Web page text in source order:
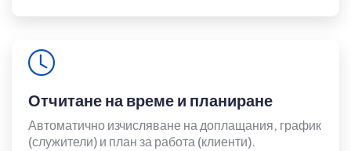
Отчитане на време и планиране
Автоматично изчисляване на доплащания, график
(служители) и план за работа (клиенти).